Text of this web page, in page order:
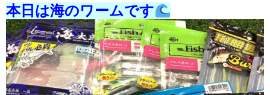
本日は海のワームです